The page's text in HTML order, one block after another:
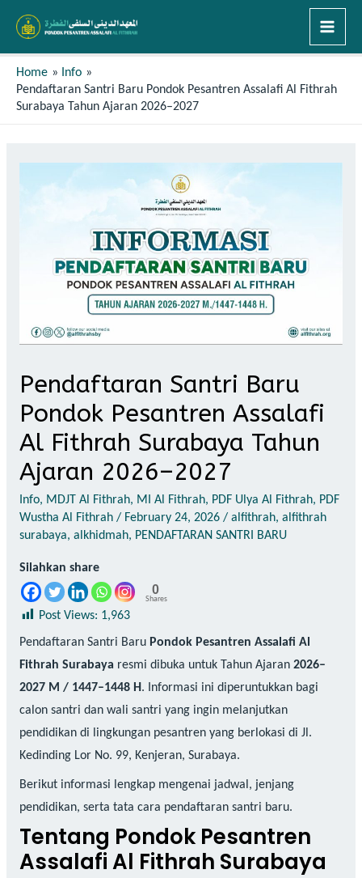
Home
Info
Pendaftaran Santri Baru Pondok Pesantren Assalafi Al Fithrah
Surabaya Tahun Ajaran 2026–2027
Pendaftaran Santri Baru
Pondok Pesantren Assalafi
Al Fithrah Surabaya Tahun
Ajaran 2026–2027
Info, MDJT Al Fithrah, MI Al Fithrah, PDF Ulya Al Fithrah, PDF
Wustha Al Fithrah/ February 24, 2026/ alfithrah, alfithrah
surabaya, alkhidmah, PENDAFTARAN SANTRI BARU
Silahkan share
0
Shares
Post Views: 1,963
Pendaftaran Santri Baru Pondok Pesantren Assalafi Al
Fithrah Surabaya resmi dibuka untuk Tahun Ajaran 2026–
2027 M / 1447–1448 H. Informasi ini diperuntukkan bagi
calon santri dan wali santri yang ingin melanjutkan
pendidikan di lingkungan pesantren yang berlokasi di Jl.
Kedinding Lor No. 99, Kenjeran, Surabaya.
Berikut informasi lengkap mengenai jadwal, jenjang
pendidikan, serta tata cara pendaftaran santri baru.
Tentang Pondok Pesantren
Assalafi Al Fithrah Surabaya